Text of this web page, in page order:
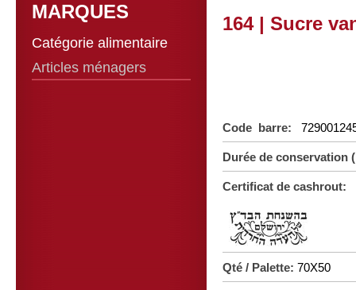
MARQUES
Catégorie alimentaire
Articles ménagers
164 | Sucre
Code barre:
Durée de
Certificat de cashrout:
Qté / Palette: 70X50